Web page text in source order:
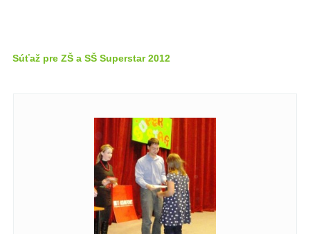
Súťaž pre ZŠ a SŠ Superstar 2012